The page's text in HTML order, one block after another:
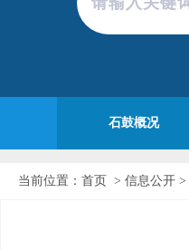
石鼓概况
当前位置： 首页 > 信息公开 >